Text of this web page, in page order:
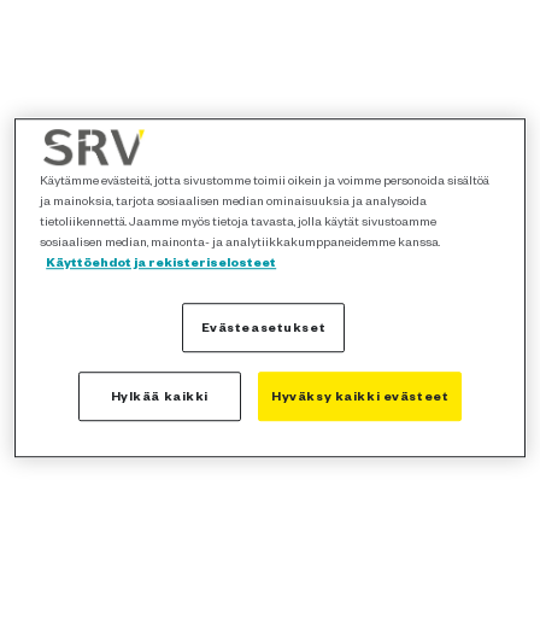
Käytämme evästeitä, jotta sivustomme toimii oikein ja voimme personoida sisältöä
ja mainoksia, tarjota sosiaalisen median ominaisuuksia ja analysoida
tietoliikennettä. Jaamme myös tietoja tavasta, jolla käytät sivustoamme
sosiaalisen median, mainonta- ja analytiikkakumppaneidemme kanssa.
Käyttöehdot ja rekisteriselosteet
Evästeasetukset
Hylkää kaikki Hyväksy kaikki evästeet